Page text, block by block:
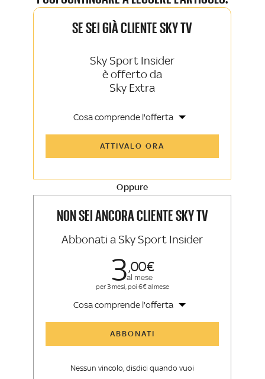
SE SEI GIÀ CLIENTE SKY TV
Sky Sport Insider
è offerto da
Sky Extra
Cosa comprende l'offerta
Sky TG24 Insider
Sport e Sky TG24
La newsletter esclusiva di Sky Sport
ATTIVALO ORA
Oppure
NON SEI ANCORA CLIENTE SKY TV
Abbonati a Sky Sport Insider
300
al mese
per 3 mesi, poi 6€ al mese
Cosa comprende l'offerta
Sport
ABBONATI
Nessun vincolo, disdici quando vuoi